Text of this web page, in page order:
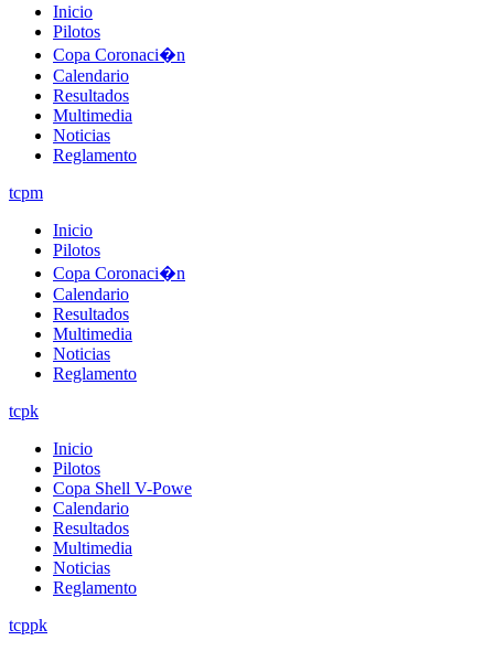
Inicio
Pilotos
Copa Coronaci�n
Calendario
Resultados
Multimedia
Noticias
Reglamento
tcpm
Inicio
Pilotos
Copa Coronaci�n
Calendario
Resultados
Multimedia
Noticias
Reglamento
tcpk
Inicio
Pilotos
Copa Shell V-Powe
Calendario
Resultados
Multimedia
Noticias
Reglamento
tcppk